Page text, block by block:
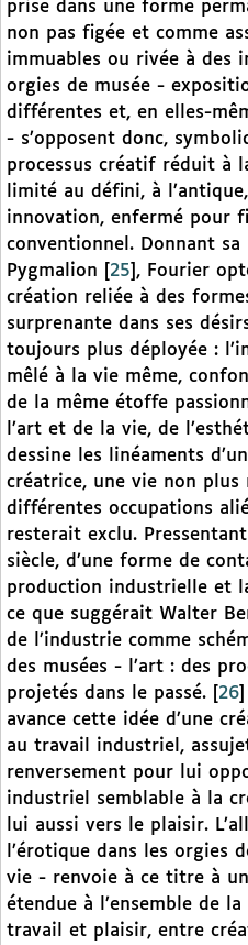
prise dans une forme
non pas figée et comme
immuables ou rivée à des
orgies de musée -
différentes et, en elles-
- s’opposent donc,
processus créatif réduit à
limité au défini, à
innovation, enfermé pour
conventionnel. Donnant
Pygmalion
25 , Fourier
création reliée à des
surprenante dans ses
toujours plus déployée :
mêlé à la vie même,
de la même étoffe
l’art et de la vie, de
dessine les linéaments
créatrice, une vie non plus
différentes occupations
resterait exclu.
siècle, d’une forme de
production industrielle et
ce que suggérait Walter
de l’industrie comme
des musées - l’art : des
projetés dans le passé.
26
avance cette idée d’une
au travail industriel,
renversement pour lui
industriel semblable à la
lui aussi vers le plaisir.
l’érotique dans les orgies
vie - renvoie à ce titre à
étendue à l’ensemble de
travail et plaisir, entre